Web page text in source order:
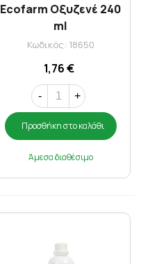
Ecofarm Οξυζενέ 240
ml
Κωδικός: 18650
1,76 €
- +
Προσθήκη στο καλάθι
Άμεσα διαθέσιμο